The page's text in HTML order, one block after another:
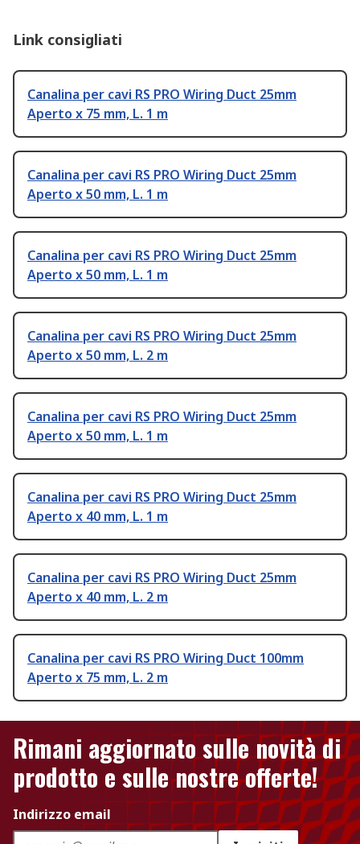
Link consigliati
Canalina per cavi RS PRO Wiring Duct 25mm
Aperto x 75 mm, L. 1 m
Canalina per cavi RS PRO Wiring Duct 25mm
Aperto x 50 mm, L. 1 m
Canalina per cavi RS PRO Wiring Duct 25mm
Aperto x 50 mm, L. 1 m
Canalina per cavi RS PRO Wiring Duct 25mm
Aperto x 50 mm, L. 2 m
Canalina per cavi RS PRO Wiring Duct 25mm
Aperto x 50 mm, L. 1 m
Canalina per cavi RS PRO Wiring Duct 25mm
Aperto x 40 mm, L. 1 m
Canalina per cavi RS PRO Wiring Duct 25mm
Aperto x 40 mm, L. 2 m
Canalina per cavi RS PRO Wiring Duct 100mm
Aperto x 75 mm, L. 2 m
Rimani aggiornato sulle novità di
prodotto e sulle nostre offerte!
Indirizzo email